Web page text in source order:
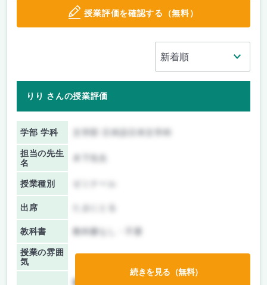
授業評価を確認する（無料）
りり さんの授業評価
学部 学科
担当の先生
名
授業種別
出席
教科書 教科書なし・不要
授業の雰囲
気
前期/中間：
続きを見る（無料）